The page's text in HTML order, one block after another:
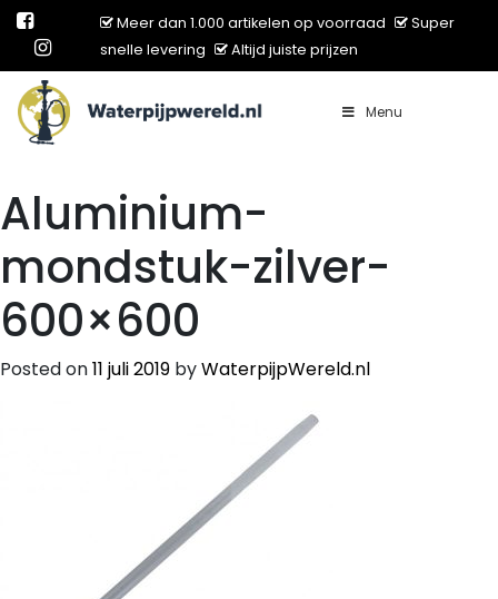
Meer dan 1.000 artikelen op voorraad
Super
snelle levering
Altijd juiste prijzen
Main Navigation Menu
Aluminium-
mondstuk-zilver-
600×600
Posted on11 juli 2019 byWaterpijpWereld.nl